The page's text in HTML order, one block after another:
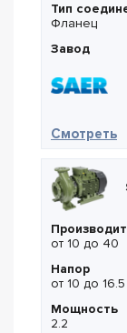
Тип
Фланец
Завод
Смотреть—
от 10 до 40
Напор
от 10 до 16.5
Мощность
2.2